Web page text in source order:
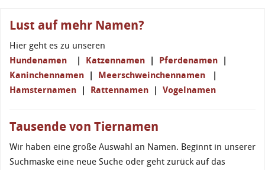
Lust auf mehr Namen?
Hier geht es zu unseren
Hundenamen | Katzennamen | Pferdenamen |
Kaninchennamen | Meerschweinchennamen |
Hamsternamen | Rattennamen | Vogelnamen
Tausende von Tiernamen
Wir haben eine große Auswahl an Namen. Beginnt in unserer
Suchmaske eine neue Suche oder geht zurück auf das